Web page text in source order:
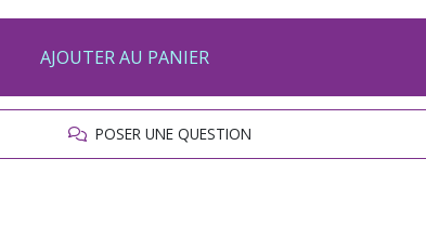
AJOUTER AU PANIER
POSER UNE QUESTION